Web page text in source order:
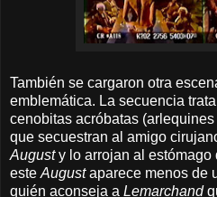
También se cargaron otra
emblemática. La secuencia
cenobitas acróbatas
que secuestran al amigo
Augusty lo arrojan al estómago
este Augustaparece menos de
quién aconseja a Lemarchand